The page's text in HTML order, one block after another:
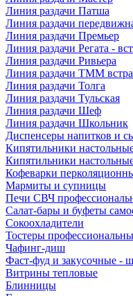
Линия раздачи Патша
Линия раздачи
Линия раздачи Премьер
Линия раздачи Регата -
Линия раздачи Ривьера
Линия раздачи ТММ
Линия раздачи Толга
Линия раздачи Тульская
Линия раздачи Шеф
Линия раздачи Школьник
Диспенсеры напитков и
Кипятильники
Кипятильники
Кофеварки
Мармиты и супницы
Печи СВЧ
Салат-бары и буфеты
Сокоохладители
Тостеры
Чафинг-диш
Фаст-фуд и закусочные -
Витрины тепловые
Блинницы